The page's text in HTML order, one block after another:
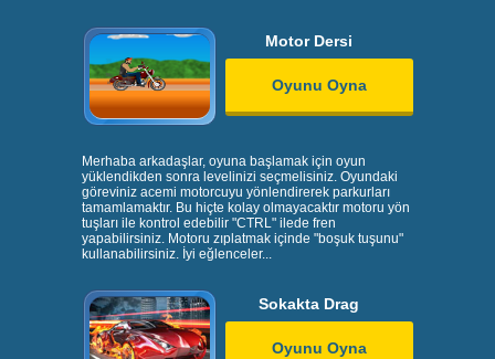
Motor Dersi
Oyunu Oyna
Merhaba arkadaşlar, oyuna başlamak için oyun
yüklendikden sonra levelinizi seçmelisiniz. Oyundaki
göreviniz acemi motorcuyu yönlendirerek parkurları
tamamlamaktır. Bu hiçte kolay olmayacaktır motoru yön
tuşları ile kontrol edebilir "CTRL" ilede fren
yapabilirsiniz. Motoru zıplatmak içinde "boşuk tuşunu"
kullanabilirsiniz. İyi eğlenceler...
Sokakta Drag
Oyunu Oyna